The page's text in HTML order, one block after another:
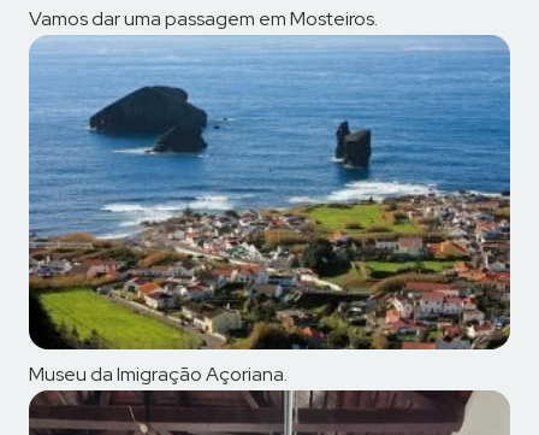
Vamos dar uma passagem em Mosteiros.
Museu da Imigração Açoriana.